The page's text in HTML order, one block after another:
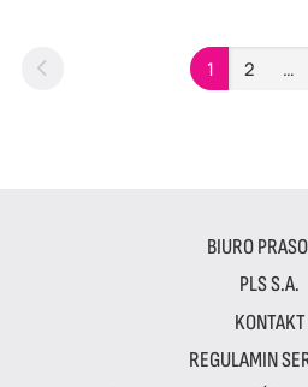
1 2 …
BIURO
PLS S.A.
KONTAKT
REGULAMIN